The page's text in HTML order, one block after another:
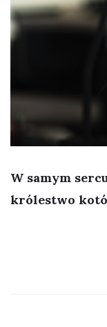
W samym
królestwo